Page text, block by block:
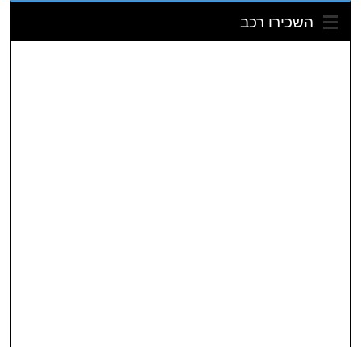
השכירו רכב